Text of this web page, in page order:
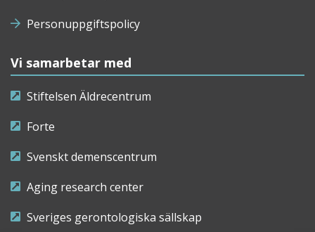
Personuppgiftspolicy
Vi samarbetar med
Stiftelsen Äldrecentrum
Forte
Svenskt demenscentrum
Aging research center
Sveriges gerontologiska sällskap